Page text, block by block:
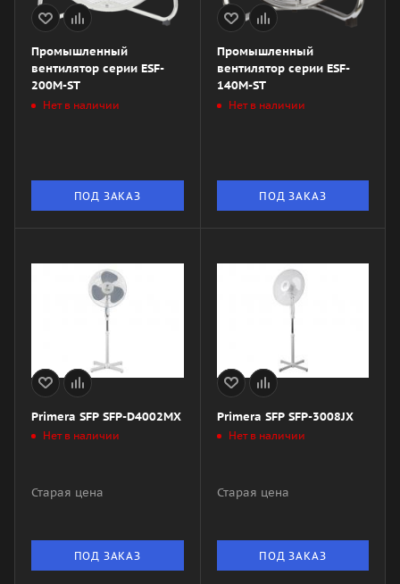
Промышленный
вентилятор серии ESF-
200M-ST
Нет в наличии
ПОД ЗАКАЗ
Промышленный
вентилятор серии ESF-
140M-ST
Нет в наличии
ПОД ЗАКАЗ
Primera SFP SFP-D4002MX
Нет в наличии
Старая цена
ПОД ЗАКАЗ
Primera SFP SFP-3008JX
Нет в наличии
Старая цена
ПОД ЗАКАЗ